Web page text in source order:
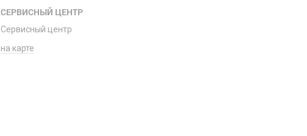
СЕРВИСНЫЙ ЦЕНТР
Сервисный центр
на карте